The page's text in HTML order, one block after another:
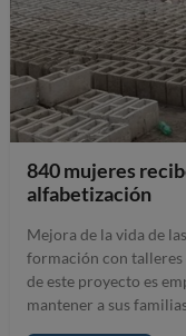
840 mujeres
alfabetización
Mejora de la vida de
formación con talleres
de este proyecto es
mantener a sus